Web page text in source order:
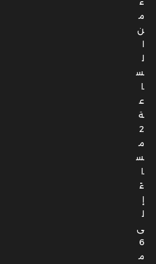
م
ن
ا
ل
س
ا
ع
ة
2
م
س
ا
ءً
إ
ل
ى
6
م